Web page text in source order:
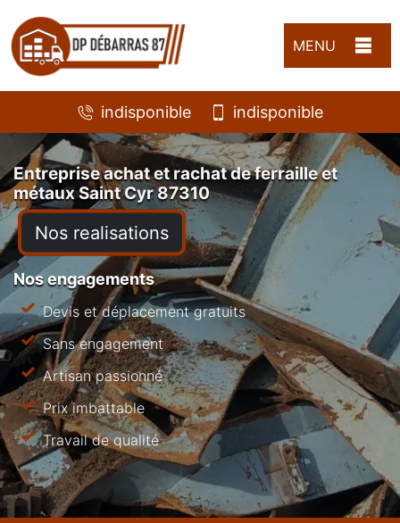
MENU
indisponible indisponible
Entreprise achat et rachat de ferraille et
métaux Saint Cyr 87310
Nos realisations
Nos engagements
Devis et déplacement gratuits
Sans engagement
Artisan passionné
Prix imbattable
Travail de qualité